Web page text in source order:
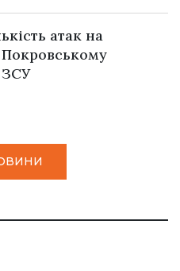
атак на
Покровському